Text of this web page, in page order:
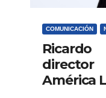
COMUNICACIÓN
América